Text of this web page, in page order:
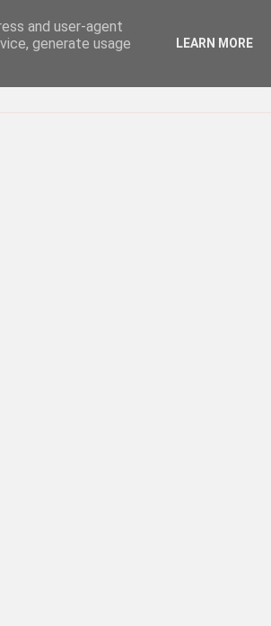
and user-agent
generate usage
LEARN MORE